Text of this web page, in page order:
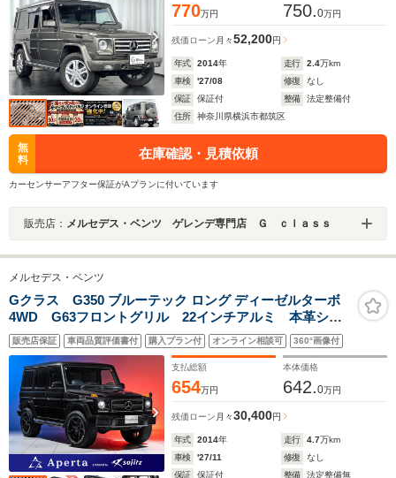
770万円 750.0万円
残価ローン 月々52,200円
年式 2014年 走行 2.4万km
車検
'27/08 修復
なし
保証
保証付 整備
法定整備付
住所
神奈川県横浜市都筑区
無
料
在庫確認・見積依頼
カーセンサーアフター保証がAプランに付いています
販売店： メルセデス・ベンツ ゲレンデ専門店 Ｇ ｃｌａｓｓ
メルセデス・ベンツ
Gクラス G350 ブルーテック ロング ディーゼルターボ
4WD G63フロントグリル 22インチアルミ 本革シー
ト(ブラウン) ラグジュアリーパッケージ サンルー
フ ハーマンカードン バックカメラ 全席シートヒー
ター メモリ付きパワーシート ブラインドスポットア
シスト
販売店保証 車両品質評価書付 購入プラン付 オンライン相談可 360°画像付
支払総額
654万円
本体価格
642.0万円
残価ローン 月々30,400円
年式 2014年 走行 4.7万km
車検
'27/11 修復
なし
保証
保証付 整備
法定整備無